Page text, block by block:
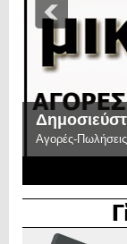
Αγορές-